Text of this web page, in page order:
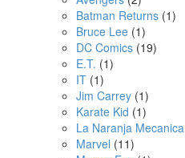
Batman Returns (1)
Bruce Lee (1)
DC Comics (19)
E.T. (1)
IT (1)
Jim Carrey (1)
Karate Kid (1)
La Naranja Mecanica
Marvel (11)